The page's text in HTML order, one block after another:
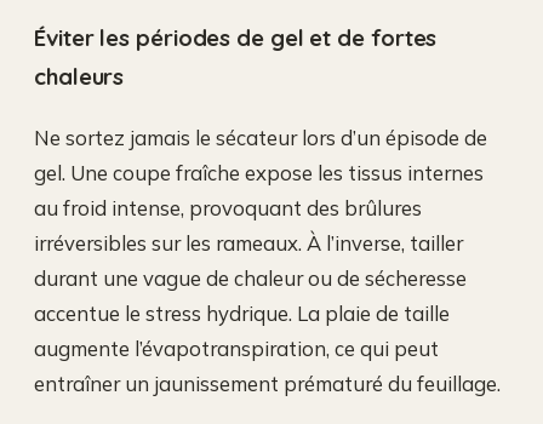
Éviter les périodes de gel et de fortes
chaleurs
Ne sortez jamais le sécateur lors d’un épisode de
gel. Une coupe fraîche expose les tissus internes
au froid intense, provoquant des brûlures
irréversibles sur les rameaux. À l’inverse, tailler
durant une vague de chaleur ou de sécheresse
accentue le stress hydrique. La plaie de taille
augmente l’évapotranspiration, ce qui peut
entraîner un jaunissement prématuré du feuillage.